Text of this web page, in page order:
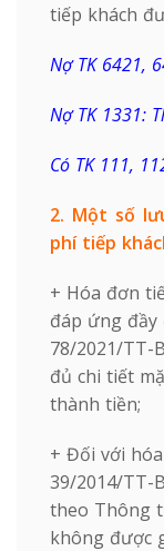
tiếp khách
Nợ TK 6421,
Nợ TK 1331:
Có TK 111,
2. Một số
phí tiếp
+ Hóa đơn
đáp ứng
78/2021/TT-
đủ chi tiết
thành tiền;
+ Đối với
39/2014/TT-
theo Thông
không được